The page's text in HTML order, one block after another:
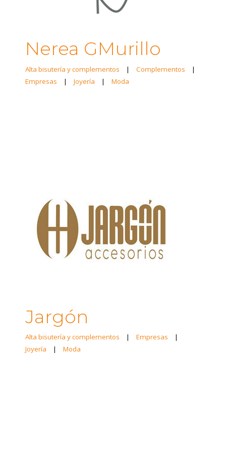
Nerea GMurillo
Alta bisutería y complementos | Complementos
|
Empresas
| Joyería | Moda
Jargón
Alta bisutería y complementos | Empresas
|
Joyería
| Moda